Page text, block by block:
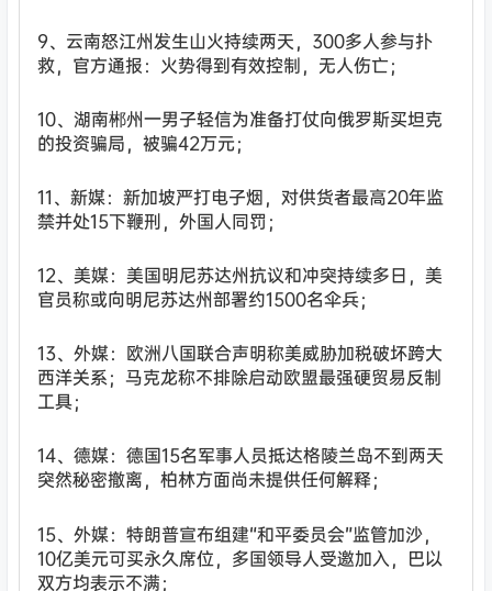
9、云南怒江州发生山火持续两天，300多人参与扑
救，官方通报：火势得到有效控制，无人伤亡；
10、湖南郴州一男子轻信为准备打仗向俄罗斯买坦克
的投资骗局，被骗42万元；
11、新媒：新加坡严打电子烟，对供货者最高20年监
禁并处15下鞭刑，外国人同罚；
12、美媒：美国明尼苏达州抗议和冲突持续多日，美
官员称或向明尼苏达州部署约1500名伞兵；
13、外媒：欧洲八国联合声明称美威胁加税破坏跨大
西洋关系；马克龙称不排除启动欧盟最强硬贸易反制
工具；
14、德媒：德国15名军事人员抵达格陵兰岛不到两天
突然秘密撤离，柏林方面尚未提供任何解释；
15、外媒：特朗普宣布组建“和平委员会”监管加沙，
10亿美元可买永久席位，多国领导人受邀加入，巴以
双方均表示不满；